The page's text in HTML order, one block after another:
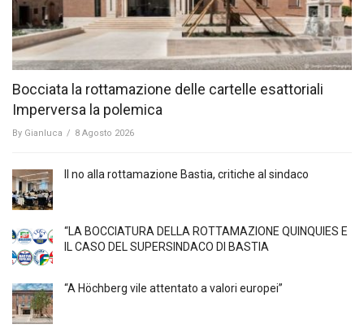
Bocciata la rottamazione delle cartelle esattoriali
Imperversa la polemica
By Gianluca / 8 Agosto 2026
Il no alla rottamazione Bastia, critiche al sindaco
“LA BOCCIATURA DELLA ROTTAMAZIONE QUINQUIES E
IL CASO DEL SUPERSINDACO DI BASTIA
“A Höchberg vile attentato a valori europei”